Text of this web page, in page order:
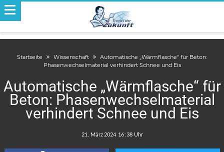
Startseite Wissenschaft
Automatische „Wärmflasche“ für Beton:
Phasenwechselmaterial verhindert Schnee und Eis
Automatische „Wärmflasche“ für
Beton: Phasenwechselmaterial
verhindert Schnee und Eis
: